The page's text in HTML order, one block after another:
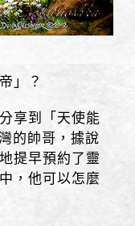
」？
享到「天使能
的帥哥，據說
提早預約了靈
，他可以怎麼